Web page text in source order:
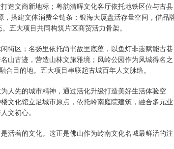
造文商新地标；粤韵清晖文化客厅依托地铁区位与古县
搭建文体消费全链条；银海大厦盘活存量空间，借品
五大项目共同构筑片区商贸活力骨架。
街区；名扬里依托尚书故里底蕴，以鱼灯非遗赋能古巷
山古迹，营造山林文旅雅境；凤岭公园作为凤城得名之
目的地。五大项目串联起古城百年人文脉络。
人先的城市精神，通过活化升级打造美好生活体验空
文化馆立足城市原点，依托岭南庭院建筑，融合多元业
文初心。
活着的文化。这正是佛山作为岭南文化名城最鲜活的注